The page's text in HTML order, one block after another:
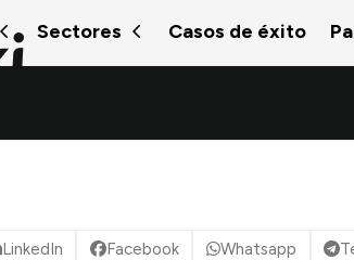
Sectores Casos de éxito
LinkedIn Facebook Whatsapp